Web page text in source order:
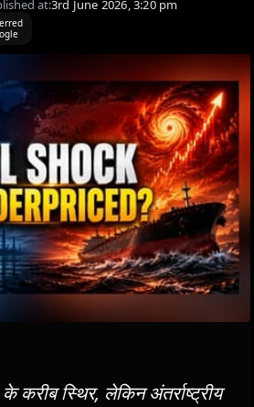
at:3rd June 2026, 3:20 pm
स्थिर, लेकिन अंतर्राष्ट्रीय